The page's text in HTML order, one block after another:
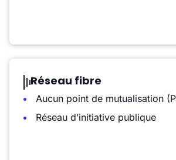
Réseau fibre
Aucun point de mutualisation
Réseau d’initiative publique